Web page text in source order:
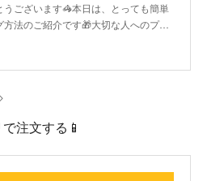
ございます🦓本日は、とっても簡単
方法のご紹介です🎁大切な人へのプ…
注文する📱